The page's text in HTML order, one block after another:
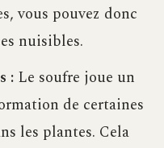
vous pouvez donc
nuisibles.
:Le soufre joue un
de certaines
les plantes. Cela